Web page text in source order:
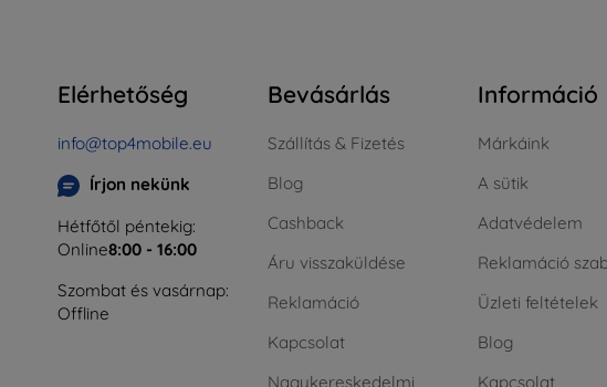
Elérhetőség
info@top4mobile.eu
Írjon nekünk
Hétfőtől péntekig:
Online8:00 - 16:00
Szombat és vasárnap:
Offline
Bevásárlás
Szállítás & Fizetés
Blog
Cashback
Áru visszaküldése
Reklamáció
Kapcsolat
Nagykereskedelmi
Információ
Márkáink
A sütik
Adatvédelem
Reklamáció
Üzleti feltételek
Blog
Kapcsolat